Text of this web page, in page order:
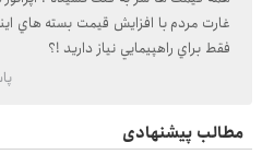
غارت مردم با افزايش قيمت بسته هاي
فقط براي راهپيمايي نياز داريد !؟
مطالب پیشنهادی